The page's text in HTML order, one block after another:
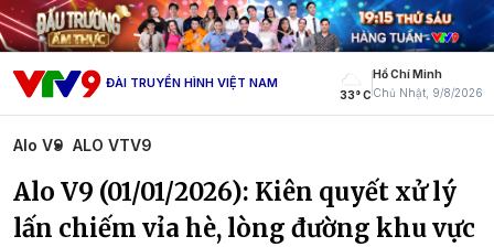
ĐÀI TRUYỀN HÌNH VIỆT NAM
33° C
Hồ Chí Minh
Chủ Nhật, 9/8/2026
Alo V9 ALO VTV9
Alo V9 (01/01/2026): Kiên quyết xử lý
lấn chiếm vỉa hè, lòng đường khu vực